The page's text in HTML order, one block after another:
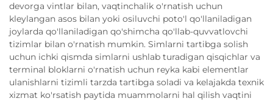
devorga vintlar bilan, vaqtinchalik o'rnatish uchun
kleylangan asos bilan yoki osiluvchi poto'l qo'llaniladigan
joylarda qo'llaniladigan qo'shimcha qo'llab-quvvatlovchi
tizimlar bilan o'rnatish mumkin. Simlarni tartibga solish
uchun ichki qismda simlarni ushlab turadigan qisqichlar va
terminal bloklarni o'rnatish uchun reyka kabi elementlar
ulanishlarni tizimli tarzda tartibga soladi va kelajakda texnik
xizmat ko'rsatish paytida muammolarni hal qilish vaqtini